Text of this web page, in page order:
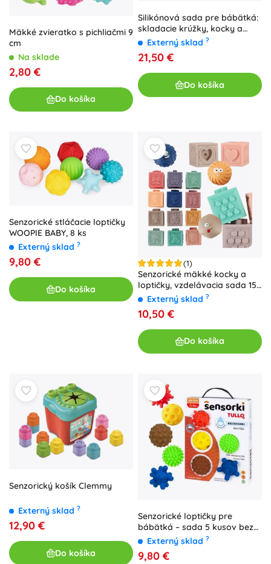
Mäkké zvieratko s pichliačmi 9
cm
Na sklade
2,80 €
Do košíka
Silikónová sada pre bábätká:
skladacie krúžky, kocky a
senzorické loptičky 19 ks
Externý sklad ?
21,50 €
Do košíka
Senzorické stláčacie loptičky
WOOPIE BABY, 8 ks
Externý sklad ?
9,80 €
Do košíka
(1)
Senzorické mäkké kocky a
loptičky, vzdelávacia sada 15
ks Externý sklad ?
10,50 €
Do košíka
Senzorický košík Clemmy
Externý sklad ?
12,90 €
Do košíka
Senzorické loptičky pre
bábätká – sada 5 kusov bez
dierok
Externý sklad ?
9,80 €